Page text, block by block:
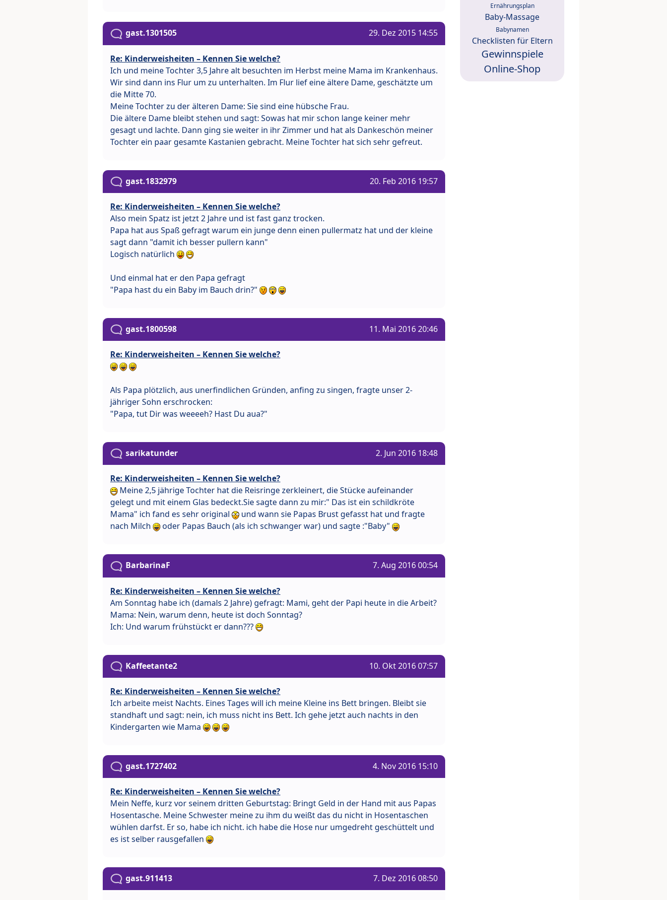
gast.1301505 29. Dez 2015 14:55
Re: Kinderweisheiten – Kennen Sie welche?
Ich und meine Tochter 3,5 Jahre alt besuchten im Herbst meine Mama im Krankenhaus.
Wir sind dann ins Flur um zu unterhalten. Im Flur lief eine ältere Dame, geschätzte um
die Mitte 70.
Meine Tochter zu der älteren Dame: Sie sind eine hübsche Frau.
Die ältere Dame bleibt stehen und sagt: Sowas hat mir schon lange keiner mehr
gesagt und lachte. Dann ging sie weiter in ihr Zimmer und hat als Dankeschön meiner
Tochter ein paar gesamte Kastanien gebracht. Meine Tochter hat sich sehr gefreut.
gast.1832979 20. Feb 2016 19:57
Re: Kinderweisheiten – Kennen Sie welche?
Also mein Spatz ist jetzt 2 Jahre und ist fast ganz trocken.
Papa hat aus Spaß gefragt warum ein junge denn einen pullermatz hat und der kleine
sagt dann "damit ich besser pullern kann"
Logisch natürlich
Und einmal hat er den Papa gefragt
"Papa hast du ein Baby im Bauch drin?"
gast.1800598 11. Mai 2016 20:46
Re: Kinderweisheiten – Kennen Sie welche?
Als Papa plötzlich, aus unerfindlichen Gründen, anfing zu singen, fragte unser 2-
jähriger Sohn erschrocken:
"Papa, tut Dir was weeeeh? Hast Du aua?"
sarikatunder 2. Jun 2016 18:48
Re: Kinderweisheiten – Kennen Sie welche?
Meine 2,5 jährige Tochter hat die Reisringe zerkleinert, die Stücke aufeinander
gelegt und mit einem Glas bedeckt.Sie sagte dann zu mir:" Das ist ein schildkröte
Mama" ich fand es sehr original
und wann sie Papas Brust gefasst hat und fragte
nach Milch
oder Papas Bauch (als ich schwanger war) und sagte :"Baby"
BarbarinaF 7. Aug 2016 00:54
Re: Kinderweisheiten – Kennen Sie welche?
Am Sonntag habe ich (damals 2 Jahre) gefragt: Mami, geht der Papi heute in die Arbeit?
Mama: Nein, warum denn, heute ist doch Sonntag?
Ich: Und warum frühstückt er dann???
Kaffeetante2 10. Okt 2016 07:57
Re: Kinderweisheiten – Kennen Sie welche?
Ich arbeite meist Nachts. Eines Tages will ich meine Kleine ins Bett bringen. Bleibt sie
standhaft und sagt: nein, ich muss nicht ins Bett. Ich gehe jetzt auch nachts in den
Kindergarten wie Mama
gast.1727402 4. Nov 2016 15:10
Re: Kinderweisheiten – Kennen Sie welche?
Mein Neffe, kurz vor seinem dritten Geburtstag: Bringt Geld in der Hand mit aus Papas
Hosentasche. Meine Schwester meine zu ihm du weißt das du nicht in Hosentaschen
wühlen darfst. Er so, habe ich nicht. ich habe die Hose nur umgedreht geschüttelt und
es ist selber rausgefallen
gast.911413 7. Dez 2016 08:50
Ernährungsplan
Baby-Massage
Babynamen
Checklisten für Eltern
Gewinnspiele
Online-Shop